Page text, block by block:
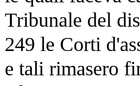
Tribunale del
249 le Corti
e tali rimasero